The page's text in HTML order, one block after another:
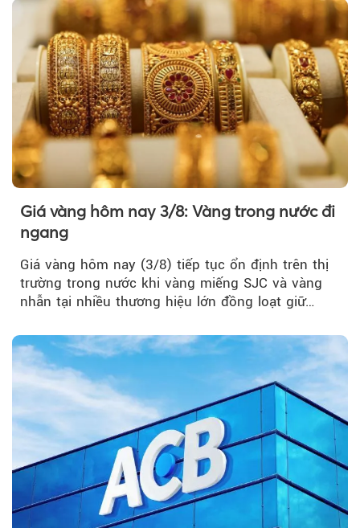
Giá vàng hôm nay 3/8: Vàng trong nước đi
ngang
Giá vàng hôm nay (3/8) tiếp tục ổn định trên thị
trường trong nước khi vàng miếng SJC và vàng
nhẫn tại nhiều thương hiệu lớn đồng loạt giữ